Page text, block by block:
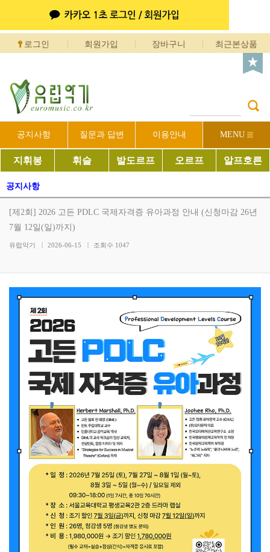
로그인 회원가입 장바구니 최근본상품
공지사항 질문과 답변 이용안내 MENU
지휘봉 휘슬 발도르프 오르프 알프호른
공지사항
[제2회] 2026 고든 PDLC 국제자격증 유아과정 안내 (신청마감 26년
7월 12일(일)까지)
유럽악기 2026-06-15 조회수 1047